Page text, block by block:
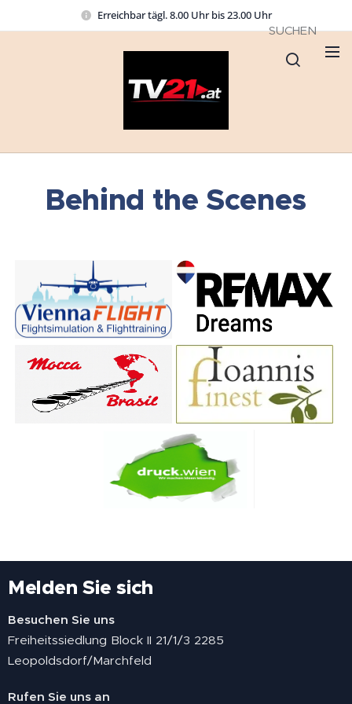
Erreichbar tägl. 8.00 Uhr bis 23.00 Uhr
SUCHEN
Behind the Scenes
Melden Sie sich
Besuchen Sie uns
Freiheitssiedlung Block II 21/1/3 2285
Leopoldsdorf/Marchfeld
Rufen Sie uns an